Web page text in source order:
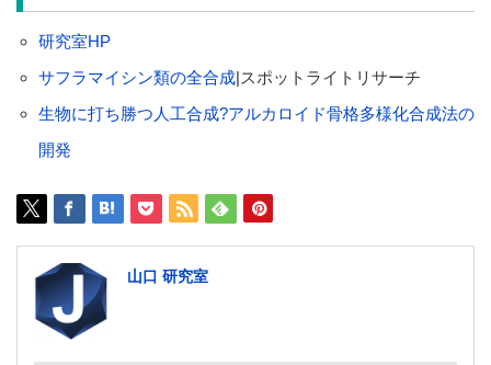
研究室HP
サフラマイシン類の全合成|スポットライトリサーチ
生物に打ち勝つ人工合成?アルカロイド骨格多様化合成法の
開発
山口 研究室